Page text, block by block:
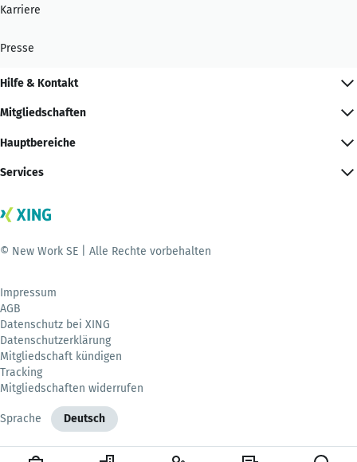
Karriere
Presse
Hilfe & Kontakt
Mitgliedschaften
Hauptbereiche
Services
© New Work SE | Alle Rechte vorbehalten
Impressum
AGB
Datenschutz bei XING
Datenschutzerklärung
Mitgliedschaft kündigen
Tracking
Mitgliedschaften widerrufen
Sprache Deutsch